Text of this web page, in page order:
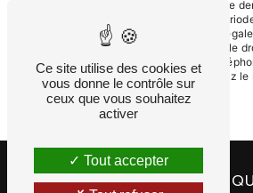
Un justificatif d'identité pourra vous être
conservons vos données pendant la
puis pendant la durée de prescription
de gestion des contentieux. Vous avez le
la liste d'opposition au démarchage
cette adresse:Bloctel.gouv.fr. Consultez le
d’informations sur vos droits.
RECHERCHES
Ce site utilise des cookies et
vous donne le contrôle sur
ceux que vous souhaitez
activer
Tout accepter